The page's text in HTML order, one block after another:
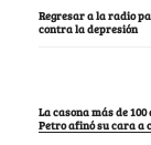
Regresar a la radio
contra la depresión
La casona más de
Petro afinó su cara a